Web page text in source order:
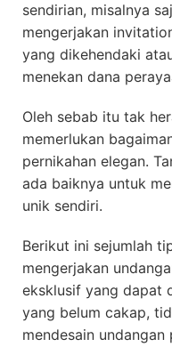
sendirian, misalnya
mengerjakan
yang dikehendaki
menekan dana
Oleh sebab itu tak
memerlukan
pernikahan elegan.
ada baiknya untuk
unik sendiri.
Berikut ini sejumlah
mengerjakan
eksklusif yang dapat
yang belum cakap,
mendesain